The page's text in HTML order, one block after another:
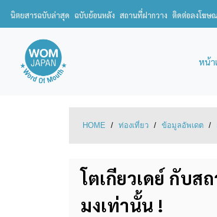
นิตยสารฉบับล่าสุด ฉบับย้อนหลัง สถานที่ฝากวาง ติดต่อลงโฆษ
หน้า
HOME / ท่องเที่ยว / ข้อมูลอัพเดต /
โตเกียวเดย์ กับส
มงเท่านั้น !